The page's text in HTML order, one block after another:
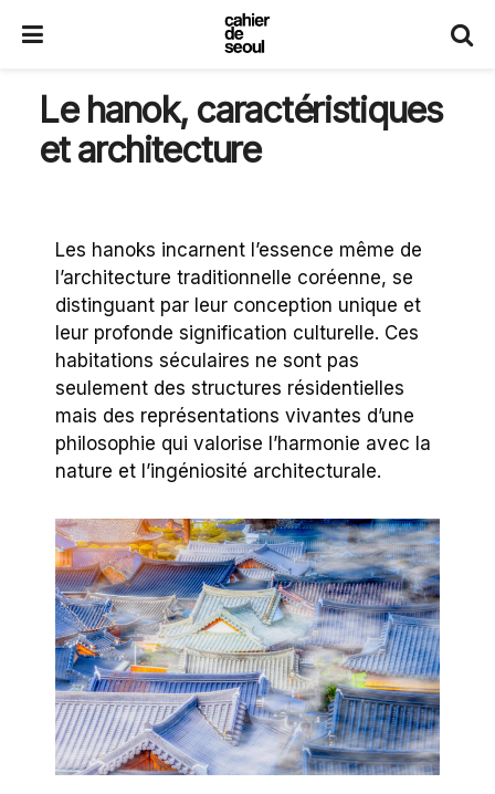
Le hanok, caractéristiques
et architecture
Les hanoks incarnent l’essence même de
l’architecture traditionnelle coréenne, se
distinguant par leur conception unique et
leur profonde signification culturelle. Ces
habitations séculaires ne sont pas
seulement des structures résidentielles
mais des représentations vivantes d’une
philosophie qui valorise l’harmonie avec la
nature et l’ingéniosité architecturale.